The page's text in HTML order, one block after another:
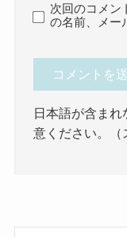
次回のコメン
の名前、メー
日本語が含ま
意ください。（